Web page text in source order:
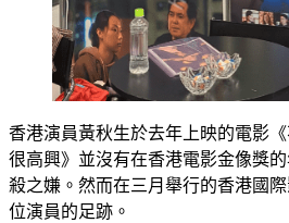
香港演員黃秋生於去年上映的電影
很高興》並沒有在香港電影金像獎
殺之嫌。然而在三月舉行的香港國
位演員的足跡。